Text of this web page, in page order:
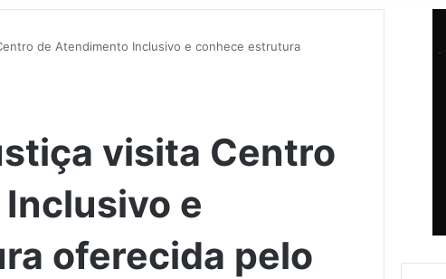
de Atendimento Inclusivo e conhece estrutura
visita Centro
e
oferecida pelo